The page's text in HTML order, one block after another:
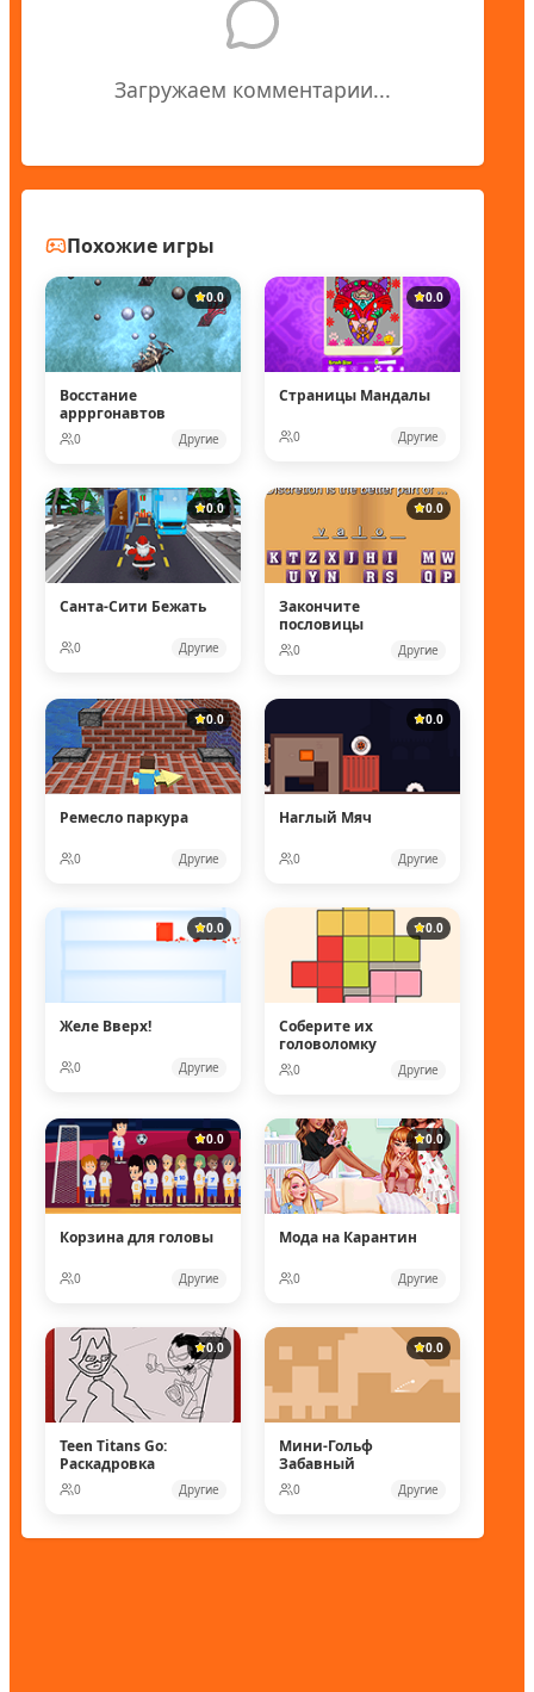
Загружаем комментарии...
Похожие игры
0.0
Восстание
аррргонавтов
0 Другие
0.0
Страницы Мандалы
0 Другие
0.0
Санта-Сити Бежать
0 Другие
0.0
Закончите
пословицы
0 Другие
0.0
Ремесло паркура
0 Другие
0.0
Наглый Мяч
0 Другие
0.0
Желе Вверх!
0 Другие
0.0
Соберите их
головоломку
0 Другие
0.0
Корзина для головы
0 Другие
0.0
Мода на Карантин
0 Другие
0.0
Teen Titans Go:
Раскадровка
0 Другие
0.0
Мини-Гольф
Забавный
0 Другие